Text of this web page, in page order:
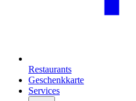
Restaurants
Geschenkkarte
Services